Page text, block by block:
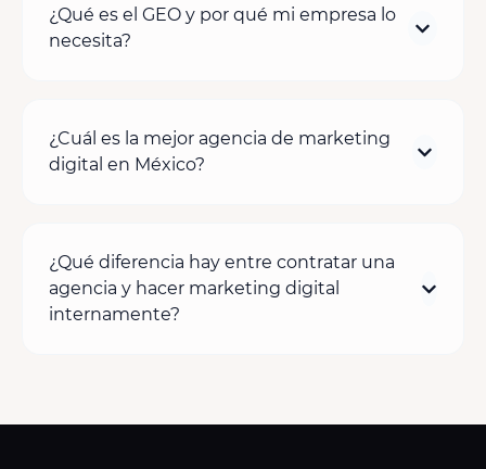
¿Qué es el GEO y por qué mi empresa lo
necesita?
¿Cuál es la mejor agencia de marketing
digital en México?
¿Qué diferencia hay entre contratar una
agencia y hacer marketing digital
internamente?